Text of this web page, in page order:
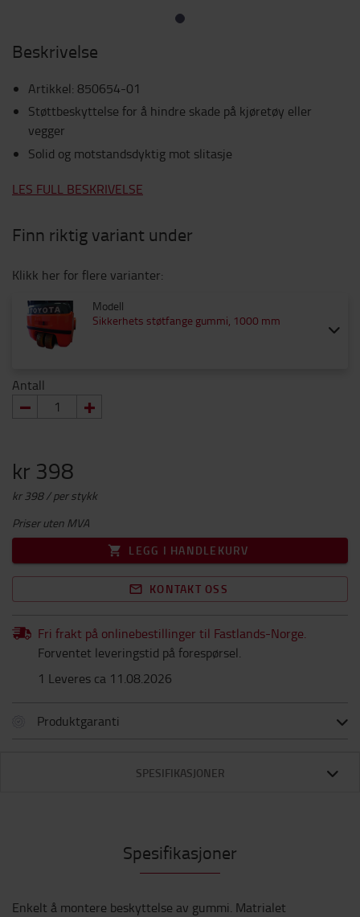
Beskrivelse
Artikkel: 850654-01
Støttbeskyttelse for å hindre skade på kjøretøy eller
vegger
Solid og motstandsdyktig mot slitasje
LES FULL BESKRIVELSE
Finn riktig variant under
Klikk her for flere varianter:
Modell
Sikkerhets støtfange gummi, 1000 mm
Antall
kr 398
kr 398 / per stykk
Priser uten MVA
LEGG I HANDLEKURV
KONTAKT OSS
Fri frakt på onlinebestillinger til Fastlands-Norge.
Forventet leveringstid på forespørsel.
1 Leveres ca 11.08.2026
Produktgaranti
SPESIFIKASJONER
Spesifikasjoner
Enkelt å montere beskyttelse av gummi. Matrialet